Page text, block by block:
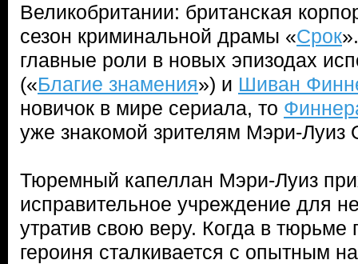
Великобритании: британская
сезон криминальной драмы «Срок
главные роли в новых эпизодах
(«Благие знамения») и Шиван
новичок в мире сериала, то
уже знакомой зрителям Мэри-Луиз
Тюремный капеллан Мэри-Луиз
исправительное учреждение для
утратив свою веру. Когда в тюрьме
героиня сталкивается с опытным